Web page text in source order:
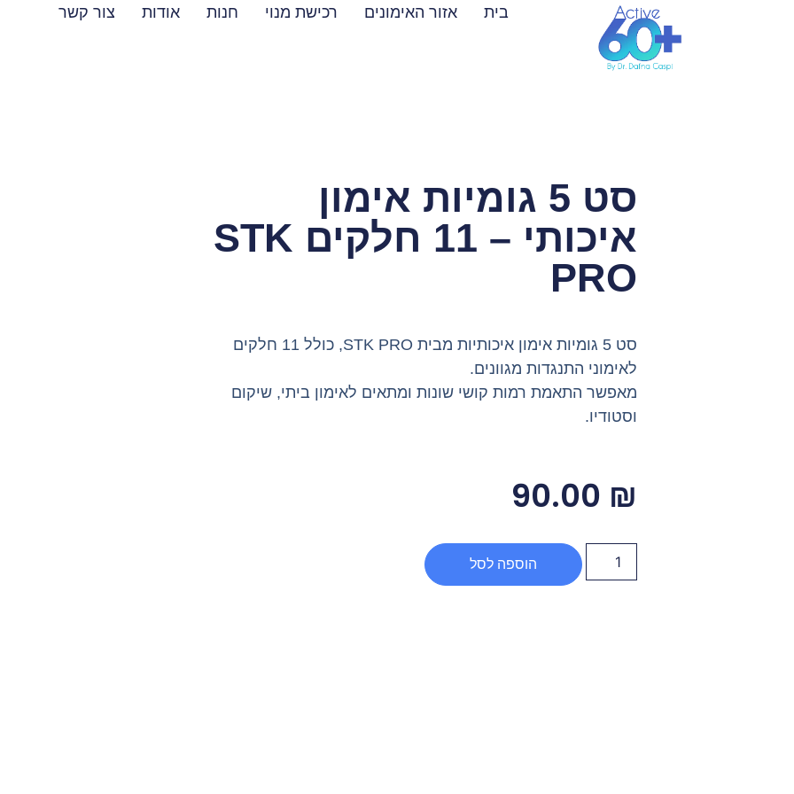
בית אזור האימונים רכישת מנוי חנות אודות צור קשר
סט 5 גומיות אימון
איכותי – 11 חלקים STK
PRO
סט 5 גומיות אימון איכותיות מבית STK PRO, כולל 11 חלקים
לאימוני התנגדות מגוונים.
מאפשר התאמת רמות קושי שונות ומתאים לאימון ביתי, שיקום
וסטודיו.
90.00 ₪
הוספה לסל